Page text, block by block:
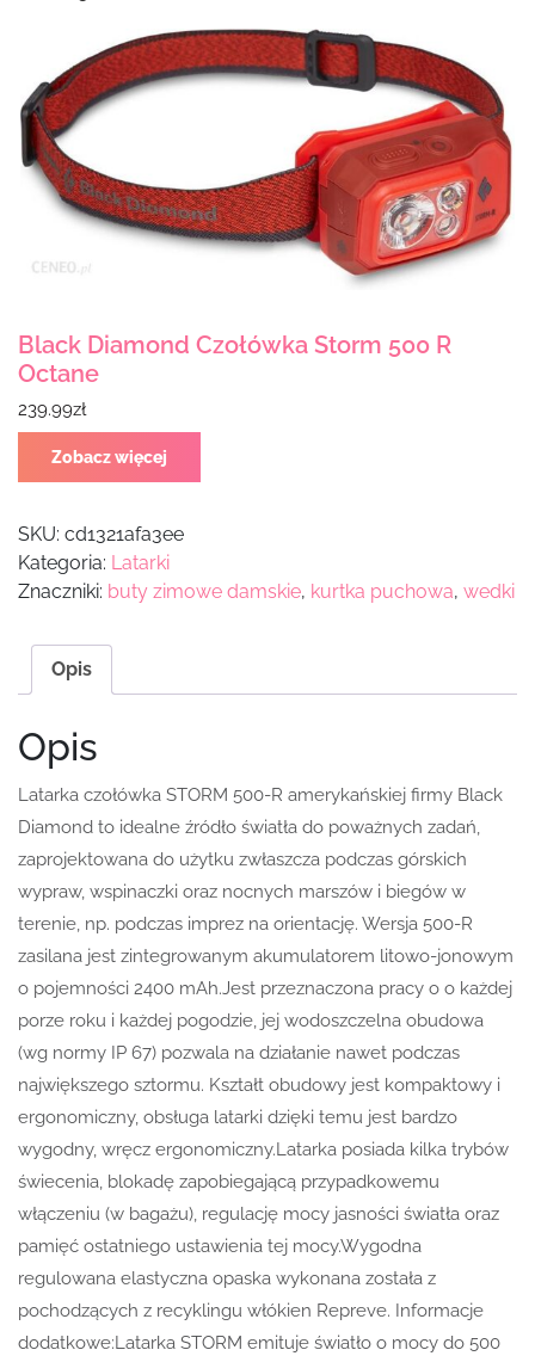
Black Diamond Czołówka Storm 500 R
Octane
239.99zł
Zobacz więcej
SKU: cd1321afa3ee
Kategoria: Latarki
Znaczniki: buty zimowe damskie, kurtka puchowa, wedki
Opis
Opis
Latarka czołówka STORM 500-R amerykańskiej firmy Black
Diamond to idealne źródło światła do poważnych zadań,
zaprojektowana do użytku zwłaszcza podczas górskich
wypraw, wspinaczki oraz nocnych marszów i biegów w
terenie, np. podczas imprez na orientację. Wersja 500-R
zasilana jest zintegrowanym akumulatorem litowo-jonowym
o pojemności 2400 mAh.Jest przeznaczona pracy o o każdej
porze roku i każdej pogodzie, jej wodoszczelna obudowa
(wg normy IP 67) pozwala na działanie nawet podczas
największego sztormu. Kształt obudowy jest kompaktowy i
ergonomiczny, obsługa latarki dzięki temu jest bardzo
wygodny, wręcz ergonomiczny.Latarka posiada kilka trybów
świecenia, blokadę zapobiegającą przypadkowemu
włączeniu (w bagażu), regulację mocy jasności światła oraz
pamięć ostatniego ustawienia tej mocy.Wygodna
regulowana elastyczna opaska wykonana została z
pochodzących z recyklingu włókien Repreve. Informacje
dodatkowe:Latarka STORM emituje światło o mocy do 500